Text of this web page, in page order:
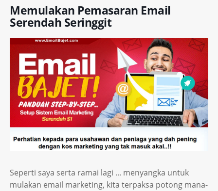
Memulakan Pemasaran Email
Serendah Seringgit
Seperti saya serta ramai lagi ... menyangka untuk
mulakan email marketing, kita terpaksa potong mana-